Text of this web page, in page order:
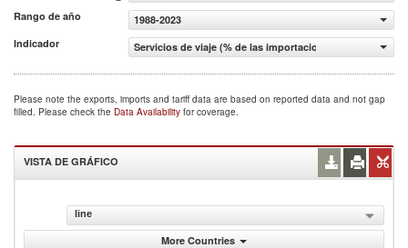
Rango de año
1988-2023
Indicador
Servicios de viaje (% de las importaciones de servicios
Please note the exports, imports and tariff data are based on reported data and not gap
filled. Please check the Data Availability for coverage.
VISTA DE GRÁFICO
line
More Countries